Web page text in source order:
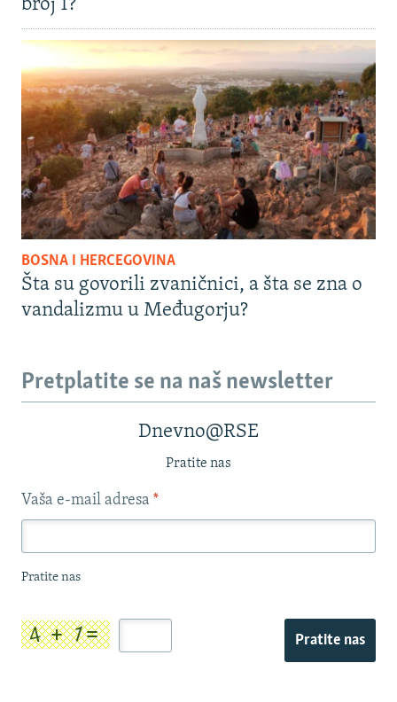
broj 1?
BOSNA I HERCEGOVINA
Šta su govorili zvaničnici, a šta se zna o
vandalizmu u Međugorju?
Pretplatite se na naš newsletter
Dnevno@RSE
Pratite nas
Vaša e-mail adresa *
Pratite nas
Pratite nas